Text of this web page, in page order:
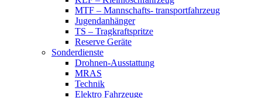
MTF – Mannschafts- transportfahrzeug
Jugendanhänger
TS – Tragkraftspritze
Reserve Geräte
Sonderdienste
Drohnen-Ausstattung
MRAS
Technik
Elektro Fahrzeuge